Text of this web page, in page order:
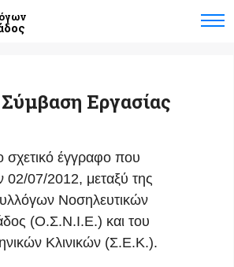
Εργασίας
σχετικό έγγραφο που
02/07/2012, μεταξύ της
Νοσηλευτικών
(Ο.Σ.Ν.Ι.Ε.) και του
Κλινικών (Σ.Ε.Κ.).